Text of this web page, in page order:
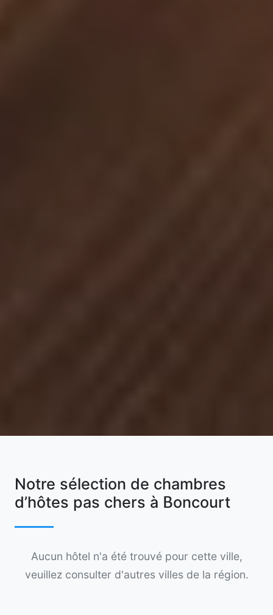
Notre sélection de chambres
d’hôtes pas chers à Boncourt
Aucun hôtel n'a été trouvé pour cette ville,
veuillez consulter d'autres villes de la région.